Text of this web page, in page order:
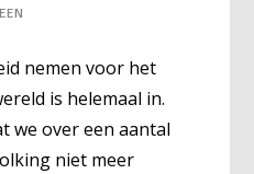
nemen voor het
is helemaal in.
we over een aantal
niet meer